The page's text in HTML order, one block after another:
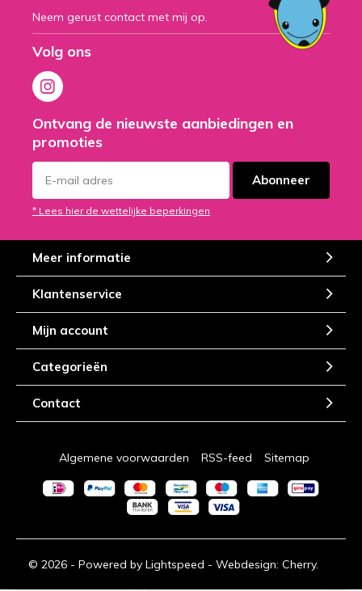
Neem gerust contact met mij op.
Volg ons
Ontvang de nieuwste aanbiedingen en
promoties
Abonneer
* Lees hier de wettelijke beperkingen
Meer informatie
Klantenservice
Mijn account
Categorieën
Contact
© 2026 - Powered by Lightspeed - Webdesign: Cherry.
Algemene voorwaarden RSS-feed Sitemap